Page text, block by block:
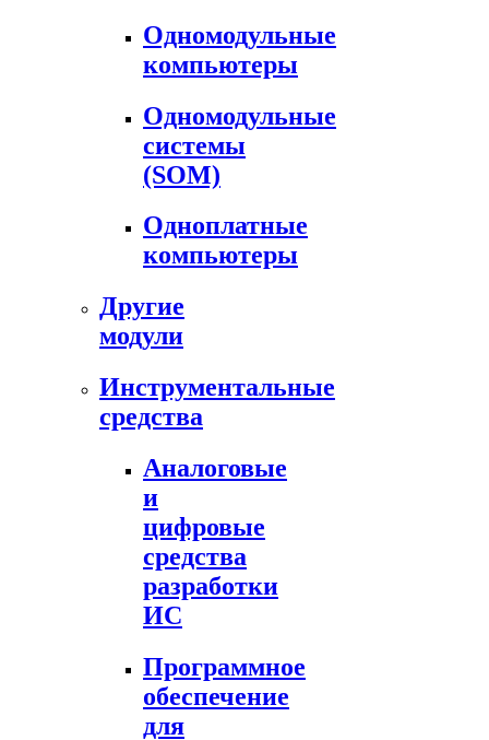
Одномодульные
компьютеры
Одномодульные
системы
(SOM)
Одноплатные
компьютеры
Другие
модули
Инструментальные
средства
Аналоговые
и
цифровые
средства
разработки
ИС
Программное
обеспечение
для